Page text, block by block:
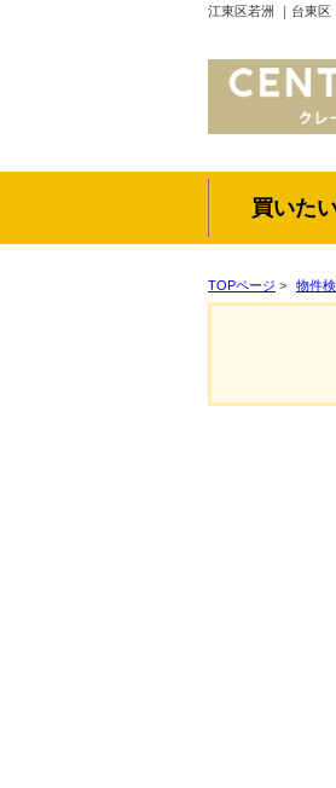
江東区若洲 ｜台東区
買いた
TOPページ > 物件